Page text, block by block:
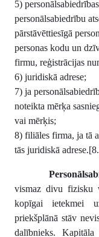
5)
personālsabiedrību
pārstāvēttiesīgā
personas kodu un
firmu, reģistrācijas
6) juridiskā adrese;
7) ja
noteikta mērķa
vai mērķis;
8) filiāles firma, ja tā
tās juridiskā
vismaz divu fizisku
kopīgai ietekmei
priekšplānā stāv
dalībnieks. Kapitāla